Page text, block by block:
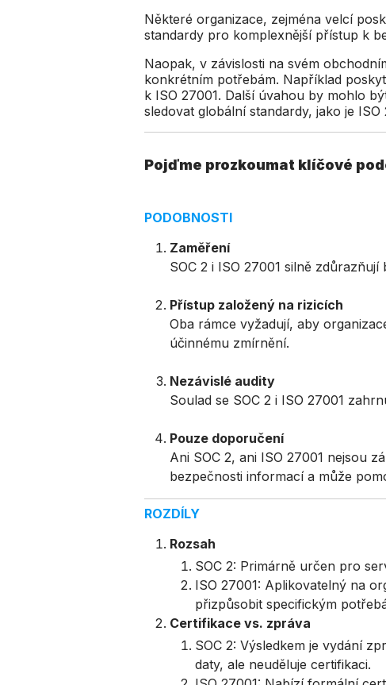
Některé organizace, zejména velcí
standardy pro komplexnější přístup k
Naopak, v závislosti na svém
konkrétním potřebám. Například
k ISO 27001. Další úvahou by mohlo
sledovat globální standardy, jako je ISO
Pojďme prozkoumat klíčové
PODOBNOSTI
Zaměření
SOC 2 i ISO 27001 silně
Přístup založený na rizicích
Oba rámce vyžadují, aby
účinnému zmírnění.
Nezávislé audity
Soulad se SOC 2 i ISO 27001
Pouze doporučení
Ani SOC 2, ani ISO 27001 nejsou
bezpečnosti informací a může
ROZDÍLY
Rozsah
SOC 2: Primárně určen pro
ISO 27001: Aplikovatelný na
přizpůsobit specifickým
Certifikace vs. zpráva
SOC 2: Výsledkem je vydání
daty, ale neuděluje certifikaci.